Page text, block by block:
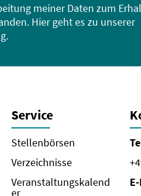
meiner Daten zum
Hier geht es zu unserer
.
Service
Stellenbörsen
Verzeichnisse
Veranstaltungskalend
er